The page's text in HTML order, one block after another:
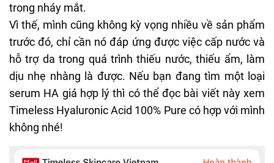
trong nháy mắt.
Vì thế, mình cũng không kỳ vọng nhiều về sản phẩm
trước đó, chỉ cần nó đáp ứng được việc cấp nước và
hỗ trợ da trong quá trình thiếu nước, thiếu ẩm, làm
dịu nhẹ nhàng là được. Nếu bạn đang tìm một loại
serum HA giá hợp lý thì có thể đọc bài viết này xem
Timeless Hyaluronic Acid 100% Pure có hợp với mình
không nhé!